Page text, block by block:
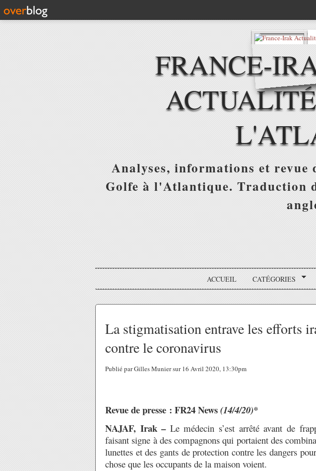
FRANCE-
Analyses, informations et
Golfe à l'Atlantique. Traduction
ACCUEIL CATÉGORIES
La stigmatisation entrave les efforts
contre le coronavirus
Publié par Gilles Munier sur 16 Avril 2020, 13:30pm
Revue de presse : FR24 News(14/4/20)*
NAJAF, Irak – Le médecin s’est arrêté avant de
faisant signe à des compagnons qui portaient des
lunettes et des gants de protection contre les dangers
chose que les occupants de la maison voient.